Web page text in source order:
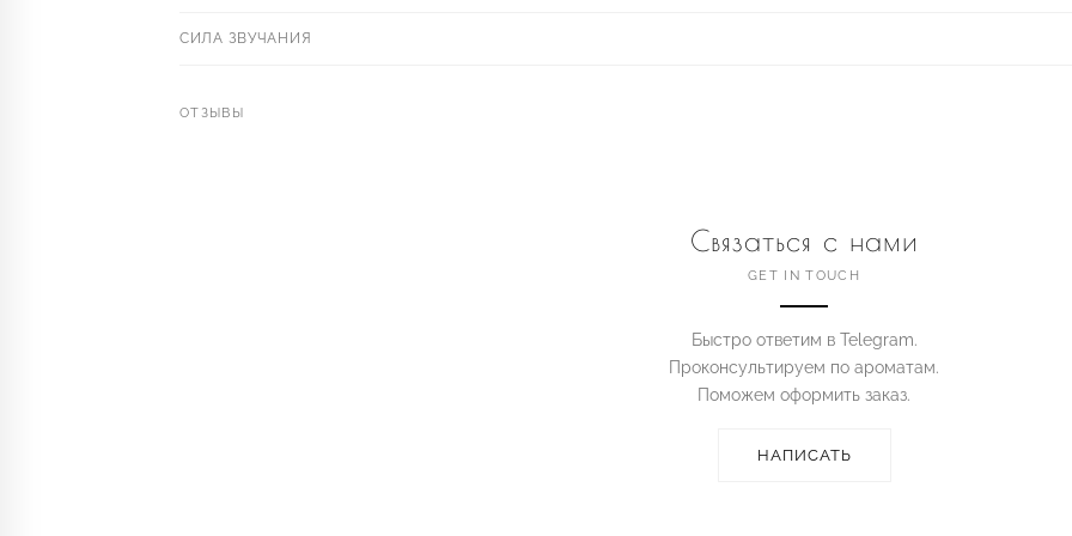
СИЛА ЗВУЧАНИЯ
ОТЗЫВЫ
Связаться с нами
GET IN TOUCH
Быстро ответим в Telegram.
Проконсультируем по ароматам.
Поможем оформить заказ.
НАПИСАТЬ